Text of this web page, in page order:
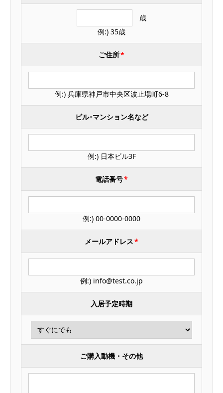
歳
例:) 35歳
ご住所*
例:) 兵庫県神戸市中央区波止場町6-8
ビル･マンション名など
例:) 日本ビル3F
電話番号*
例:) 00-0000-0000
メールアドレス*
例:) info@test.co.jp
入居予定時期
ご購入動機・その他